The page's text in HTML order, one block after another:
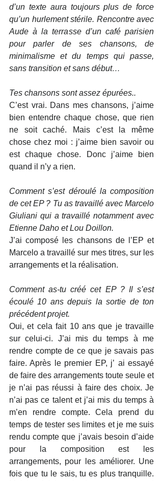
d’un texte aura toujours plus de force
qu’un hurlement stérile. Rencontre avec
Aude à la terrasse d’un café parisien
pour parler de ses chansons, de
minimalisme et du temps qui passe,
sans transition et sans début…
Tes chansons sont assez épurées..
C’est vrai. Dans mes chansons, j’aime
bien entendre chaque chose, que rien
ne soit caché. Mais c’est la même
chose chez moi : j’aime bien savoir ou
est chaque chose. Donc j’aime bien
quand il n’y a rien.
Comment s’est déroulé la composition
de cet EP ? Tu as travaillé avec Marcelo
Giuliani qui a travaillé notamment avec
Etienne Daho et Lou Doillon.
J’ai composé les chansons de l’EP et
Marcelo a travaillé sur mes titres, sur les
arrangements et la réalisation.
Comment as-tu créé cet EP ? Il s’est
écoulé 10 ans depuis la sortie de ton
précédent projet.
Oui, et cela fait 10 ans que je travaille
sur celui-ci. J’ai mis du temps à me
rendre compte de ce que je savais pas
faire. Après le premier EP, j’ ai essayé
de faire des arrangements toute seule et
je n’ai pas réussi à faire des choix. Je
n’ai pas ce talent et j’ai mis du temps à
m’en rendre compte. Cela prend du
temps de tester ses limites et je me suis
rendu compte que j’avais besoin d’aide
pour la composition est les
arrangements, pour les améliorer. Une
fois que tu le sais, tu es plus tranquille.